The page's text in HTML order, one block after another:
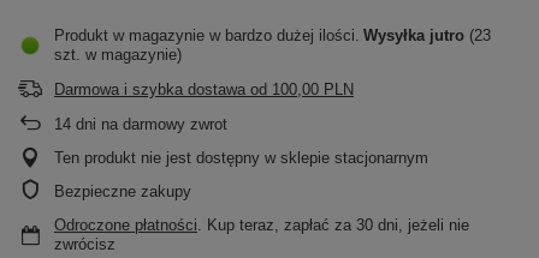
Produkt w magazynie w bardzo dużej ilości Wysyłka jutro (23
szt. w magazynie)
Darmowa i szybka dostawa od 100,00 PLN
14 dni na darmowy zwrot
Ten produkt nie jest dostępny w sklepie stacjonarnym
Bezpieczne zakupy
Odroczone płatności. Kup teraz, zapłać za 30 dni, jeżeli nie
zwrócisz